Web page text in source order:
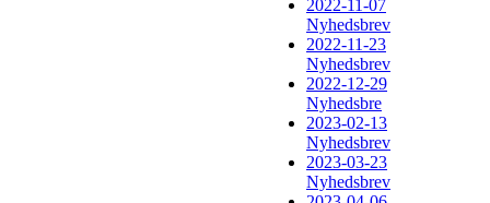
2022-11-07
Nyhedsbrev
2022-11-23
Nyhedsbrev
2022-12-29
Nyhedsbre
2023-02-13
Nyhedsbrev
2023-03-23
Nyhedsbrev